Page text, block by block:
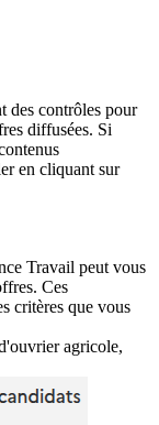
des contrôles pour
diffusées. Si
en cliquant sur
Travail peut vous
Ces
critères que vous
agricole,